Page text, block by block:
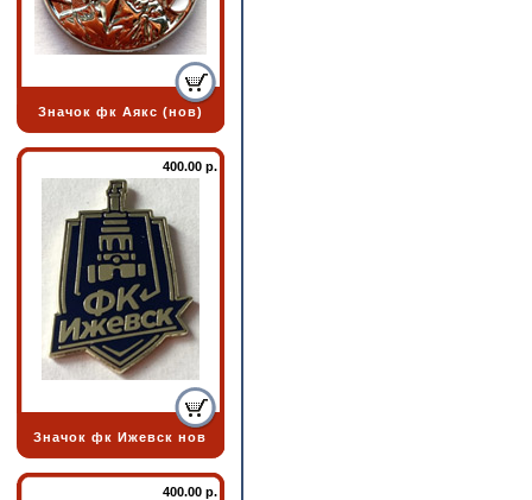
Значок фк Аякс (нов)
400.00 р.
Значок фк Ижевск нов
400.00 р.